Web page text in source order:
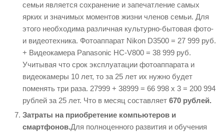
семьи является сохранение и запечатление самых
ярких и значимых моментов жизни членов семьи. Для
этого необходима различная культурно-бытовая фото-
и видеотехника. Фотоаппарат Nikon D3500 = 27 999 руб.
+ Видеокамера Panasonic HC-V800 = 38 999 руб.
Учитывая что срок эксплуатации фотоаппарата и
видеокамеры 10 лет, то за 25 лет их нужно будет
поменять три раза. 27999 + 38999 = 66 998 х 3 = 200 994
рублей за 25 лет. Что в месяц составляет 670 рублей.
Затраты на приобретение компьютеров и
смартфонов.Для полноценного развития и обучения